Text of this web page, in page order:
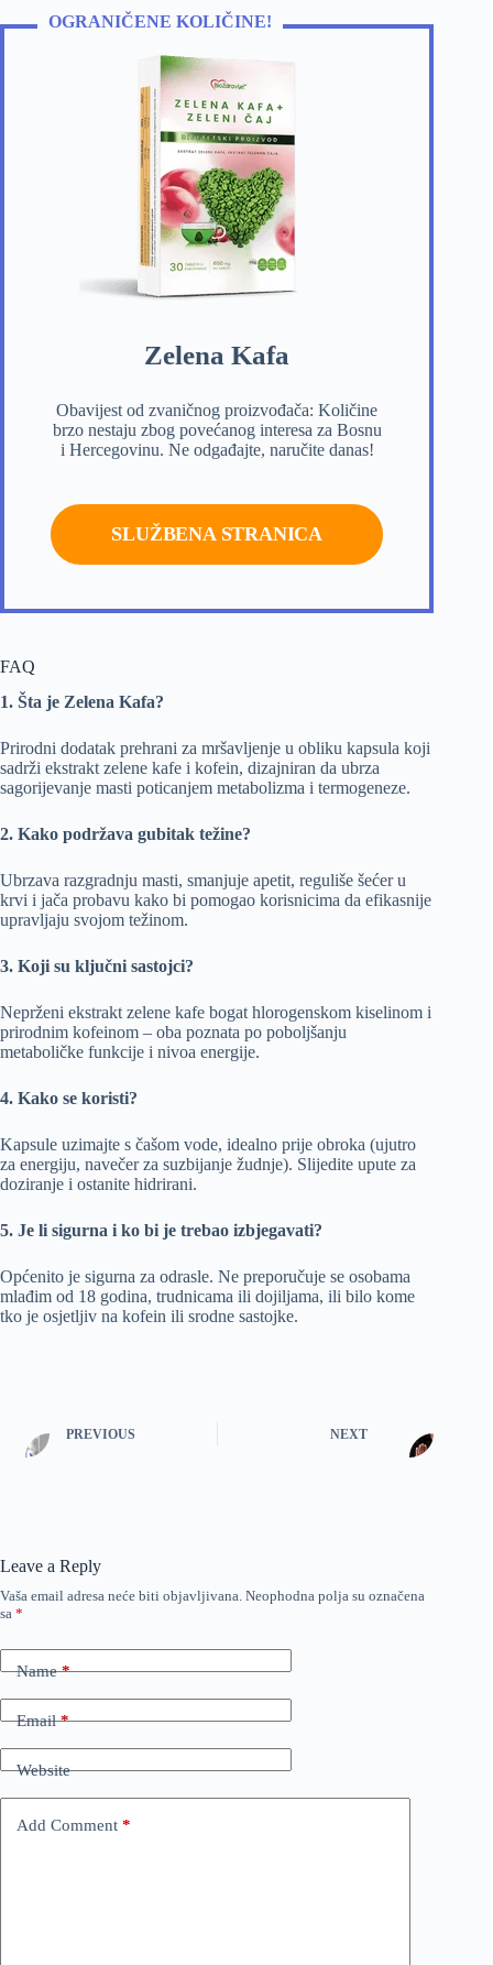
OGRANIČENE KOLIČINE!
Zelena Kafa
Obavijest od zvaničnog proizvođača: Količine
brzo nestaju zbog povećanog interesa za Bosnu
i Hercegovinu. Ne odgađajte, naručite danas!
SLUŽBENA STRANICA
FAQ
1. Šta je Zelena Kafa?
Prirodni dodatak prehrani za mršavljenje u obliku kapsula koji
sadrži ekstrakt zelene kafe i kofein, dizajniran da ubrza
sagorijevanje masti poticanjem metabolizma i termogeneze.
2. Kako podržava gubitak težine?
Ubrzava razgradnju masti, smanjuje apetit, reguliše šećer u
krvi i jača probavu kako bi pomogao korisnicima da efikasnije
upravljaju svojom težinom.
3. Koji su ključni sastojci?
Neprženi ekstrakt zelene kafe bogat hlorogenskom kiselinom i
prirodnim kofeinom – oba poznata po poboljšanju
metaboličke funkcije i nivoa energije.
4. Kako se koristi?
Kapsule uzimajte s čašom vode, idealno prije obroka (ujutro
za energiju, navečer za suzbijanje žudnje). Slijedite upute za
doziranje i ostanite hidrirani.
5. Je li sigurna i ko bi je trebao izbjegavati?
Općenito je sigurna za odrasle. Ne preporučuje se osobama
mlađim od 18 godina, trudnicama ili dojiljama, ili bilo kome
tko je osjetljiv na kofein ili srodne sastojke.
PREVIOUS NEXT
Leave a Reply
Vaša email adresa neće biti objavljivana. Neophodna polja su označena
sa *
Name*
Email*
Website
Add Comment *